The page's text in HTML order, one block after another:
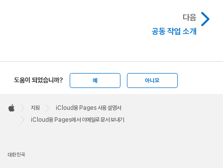
다음
공동 작업 소개
도움이 되었습니까? 예 아니요
Footer

Apple
지원
iCloud용 Pages 사용 설명서
iCloud용 Pages에서 이메일로 문서 보내기
대한민국